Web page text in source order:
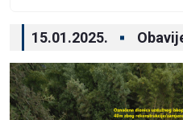
15.01.2025.